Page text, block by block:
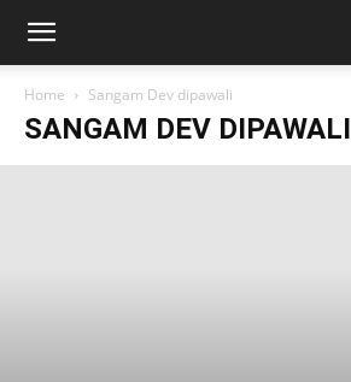
Home Sangam Dev dipawali
SANGAM DEV DIPAWALI